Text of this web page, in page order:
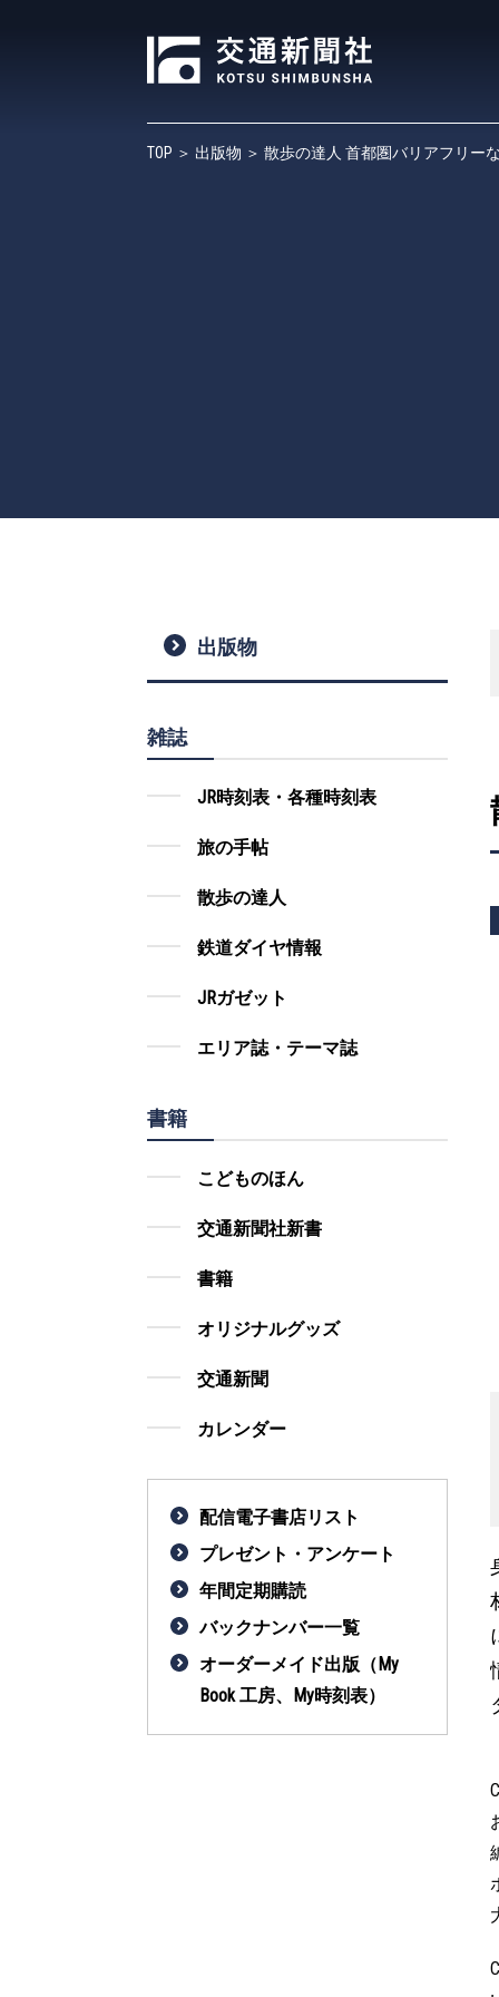
TOP ＞ 出版物 ＞ 散歩の達人 首都圏バリアフリー
出版物
雑誌
JR時刻表・各種時刻表
旅の手帖
散歩の達人
鉄道ダイヤ情報
JRガゼット
エリア誌・テーマ誌
書籍
こどものほん
交通新聞社新書
書籍
オリジナルグッズ
交通新聞
カレンダー
配信電子書店リスト
プレゼント・アンケート
年間定期購読
バックナンバー一覧
オーダーメイド出版（My
Book 工房、My時刻表）